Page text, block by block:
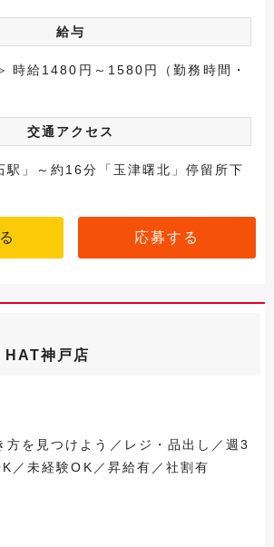
給与
給1480円～1580円（勤務時間・
交通アクセス
駅」～約16分「玉津曙北」停留所下
応募する
神戸店
方を見つけよう／レジ・品出し／週3
／未経験OK／昇給有／社割有